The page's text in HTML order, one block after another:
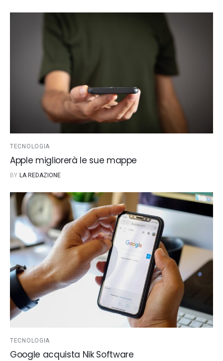
TECNOLOGIA
Apple migliorerà le sue mappe
BY LA REDAZIONE
TECNOLOGIA
Google acquista Nik Software